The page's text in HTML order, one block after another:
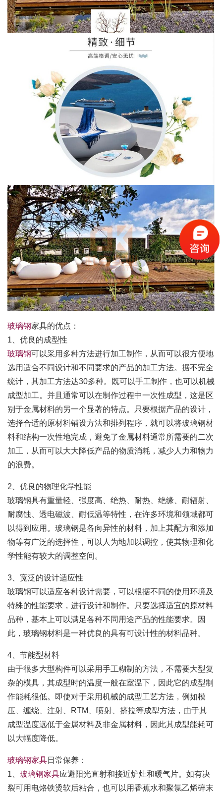
玻璃钢家具的优点：
1、优良的成型性
玻璃钢可以采用多种方法进行加工制作，从而可以很方便地
选用适合不同设计和不同要求的产品的加工方法。据不完全
统计，其加工方法达30多种。既可以手工制作，也可以机械
成型加工。并且通常可以在制作过程中一次性成型，这是区
别于金属材料的另一个显著的特点。只要根据产品的设计，
选择合适的原材料铺设方法和排列程序，就可以将玻璃钢材
料和结构一次性地完成，避免了金属材料通常所需要的二次
加工，从而可以大大降低产品的物质消耗，减少人力和物力
的浪费。
2、优良的物理化学性能
玻璃钢具有重量轻、强度高、绝热、耐热、绝缘、耐辐射、
耐腐蚀、透电磁波、耐低温等特性，在许多环境和领域都可
以得到应用。玻璃钢是各向异性的材料，加上其配方和添加
物等有广泛的选择性，可以人为地加以调控，使其物理和化
学性能有较大的调整空间。
3、宽泛的设计适应性
玻璃钢可以适应各种设计需要，可以根据不同的使用环境及
特殊的性能要求，进行设计和制作。只要选择适宜的原材料
品种，基本上可以满足各种不同用途产品的性能要求。因
此，玻璃钢材料是一种优良的具有可设计性的材料品种。
4、节能型材料
由于很多大型构件可以采用手工糊制的方法，不需要大型复
杂的模具，其成型时的温度一般在室温下，因此它的成型制
作能耗很低。即使对于采用机械的成型工艺方法，例如模
压、缠绕、注射、RTM、喷射、挤拉等成型方法，由于其
成型温度远低于金属材料及非金属材料，因此其成型能耗可
以大幅度降低。
玻璃钢家具日常保养：
1、 玻璃钢家具应避阳光直射和接近炉灶和暖气片。如有决
裂可用电烙铁烫软后粘合，也可以用香蕉水和聚氯乙烯碎末